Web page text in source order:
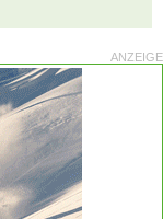
ANZEIGE